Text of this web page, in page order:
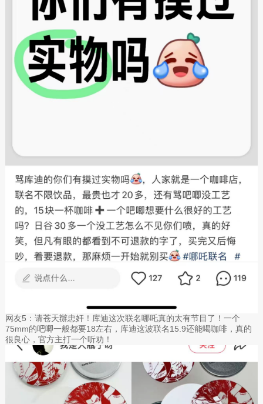
网友5：请苍天辦忠奸！库迪这次联名哪吒真的太有节目了！一个
75mm的吧唧一般都要18左右，库迪这波联名15.9还能喝咖啡，真的
很良心，官方主打一个听劝！